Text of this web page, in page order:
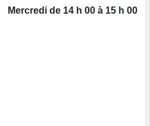
Mercredi de 14 h 00 à 15 h 00